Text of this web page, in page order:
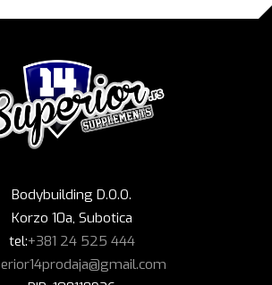
Bodybuilding D.O.O.
Korzo 10a, Subotica
tel:+381 24 525 444